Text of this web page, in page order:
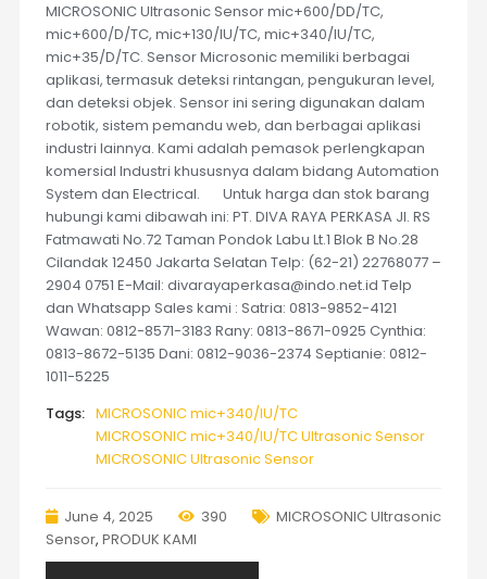
MICROSONIC Ultrasonic Sensor mic+600/DD/TC,
mic+600/D/TC, mic+130/IU/TC, mic+340/IU/TC,
mic+35/D/TC. Sensor Microsonic memiliki berbagai
aplikasi, termasuk deteksi rintangan, pengukuran level,
dan deteksi objek. Sensor ini sering digunakan dalam
robotik, sistem pemandu web, dan berbagai aplikasi
industri lainnya. Kami adalah pemasok perlengkapan
komersial Industri khususnya dalam bidang Automation
System dan Electrical. Untuk harga dan stok barang
hubungi kami dibawah ini: PT. DIVA RAYA PERKASA Jl. RS
Fatmawati No.72 Taman Pondok Labu Lt.1 Blok B No.28
Cilandak 12450 Jakarta Selatan Telp: (62-21) 22768077 –
2904 0751 E-Mail: divarayaperkasa@indo.net.id Telp
dan Whatsapp Sales kami : Satria: 0813-9852-4121
Wawan: 0812-8571-3183 Rany: 0813-8671-0925 Cynthia:
0813-8672-5135 Dani: 0812-9036-2374 Septianie: 0812-
1011-5225
Tags: MICROSONIC mic+340/IU/TC
MICROSONIC mic+340/IU/TC Ultrasonic Sensor
MICROSONIC Ultrasonic Sensor
June 4, 2025 390
MICROSONIC Ultrasonic
Sensor, PRODUK KAMI